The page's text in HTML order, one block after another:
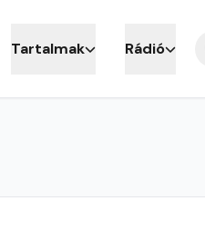
Tartalmak Rádió